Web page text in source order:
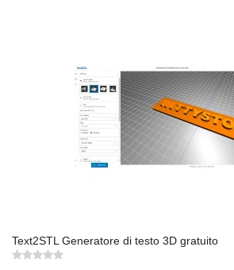
Text2STL Generatore di testo 3D gratuito